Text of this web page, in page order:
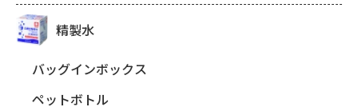
精製水
バッグインボックス
ペットボトル